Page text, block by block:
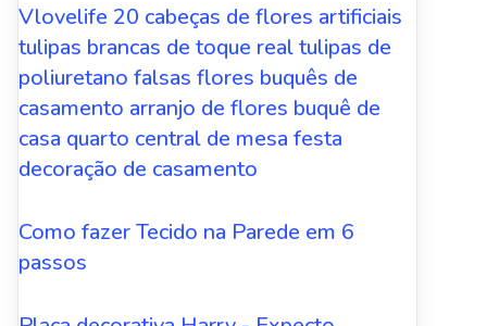
Vlovelife 20 cabeças de flores artificiais
tulipas brancas de toque real tulipas de
poliuretano falsas flores buquês de
casamento arranjo de flores buquê de
casa quarto central de mesa festa
decoração de casamento
Como fazer Tecido na Parede em 6
passos